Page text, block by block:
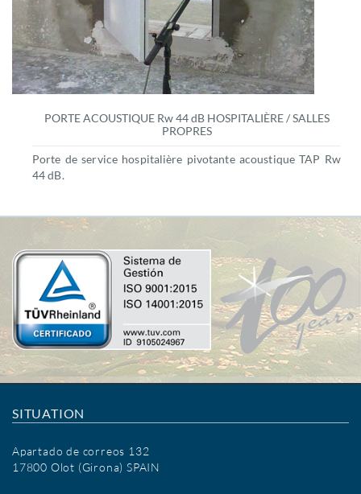
PORTE ACOUSTIQUE Rw 44 dB HOSPITALIÈRE / SALLES
PROPRES
Porte de service hospitalière pivotante acoustique TAP Rw
44 dB.
SITUATION
Apartado de correos 132
17800 Olot (Girona) SPAIN